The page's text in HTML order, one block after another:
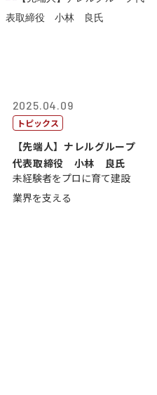
2025.04.09
トピックス
【先端人】ナレルグループ
代表取締役 小林 良氏
未経験者をプロに育て建設
業界を支える